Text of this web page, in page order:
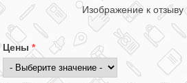
Изображение к отзыву
Цены *